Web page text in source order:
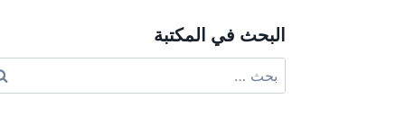
البحث في المكتبة
عن: